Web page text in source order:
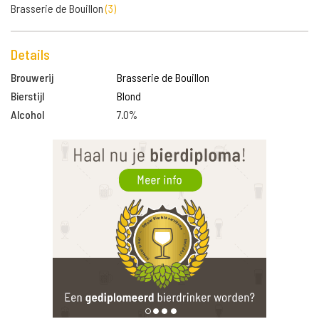
Brasserie de Bouillon(3)
Details
Brouwerij
Brasserie de Bouillon
Bierstijl
Blond
Alcohol
7.0%